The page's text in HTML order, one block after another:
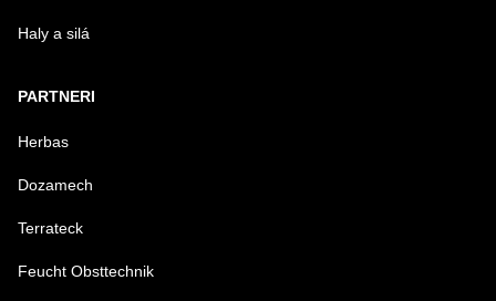
Haly a silá
PARTNERI
Herbas
Dozamech
Terrateck
Feucht Obsttechnik